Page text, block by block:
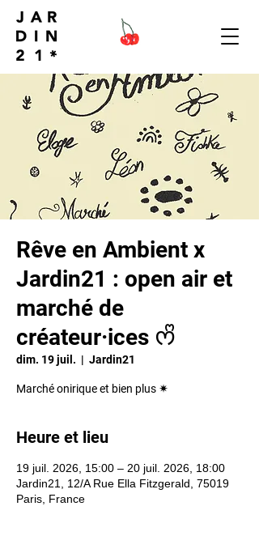
Rêve en Ambient x
Jardin21 : open air et
marché de
créateur·ices ᰔᩚ
dim. 19 juil.
  |
Jardin21
Marché onirique et bien plus ✴︎
Heure et lieu
19 juil. 2026, 15:00 – 20 juil. 2026, 18:00
Jardin21, 12/A Rue Ella Fitzgerald, 75019
Paris, France